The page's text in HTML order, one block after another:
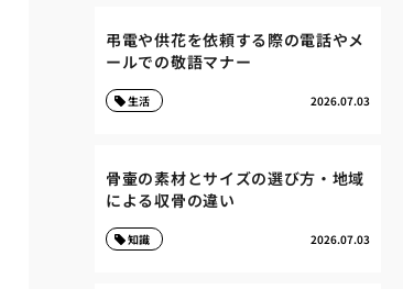
弔電や供花を依頼する際の電話やメ
ールでの敬語マナー
2026.07.03
生活
骨壷の素材とサイズの選び方・地域
による収骨の違い
2026.07.03
知識